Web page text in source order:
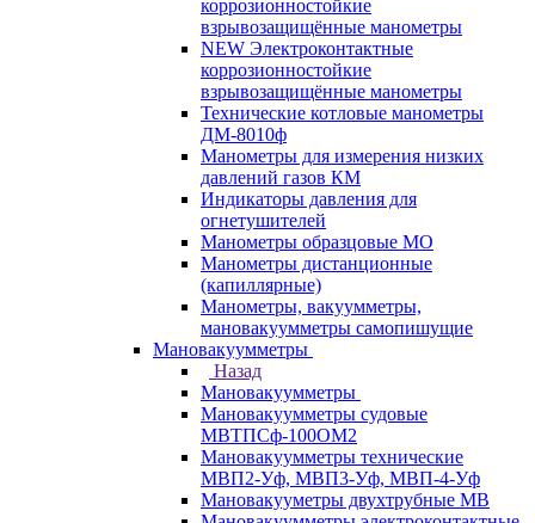
коррозионностойкие
взрывозащищённые манометры
NEW Электроконтактные
коррозионностойкие
взрывозащищённые манометры
Технические котловые манометры
ДМ-8010ф
Манометры для измерения низких
давлений газов КМ
Индикаторы давления для
огнетушителей
Манометры образцовые МО
Манометры дистанционные
(капиллярные)
Манометры, вакуумметры,
мановакуумметры самопишущие
Мановакуумметры
Назад
Мановакуумметры
Мановакуумметры судовые
МВТПСф-100ОМ2
Мановакуумметры технические
МВП2-Уф, МВП3-Уф, МВП-4-Уф
Мановакууметры двухтрубные МВ